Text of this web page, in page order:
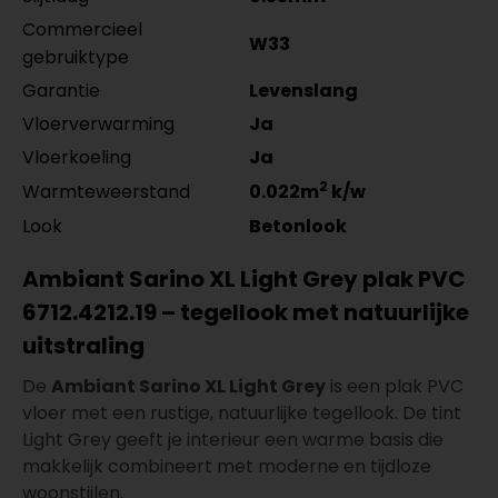
Commercieel
gebruiktype
W33
Garantie
Levenslang
Vloerverwarming
Ja
Vloerkoeling
Ja
Warmteweerstand
0.022m2 k/w
Look
Betonlook
Ambiant Sarino XL Light Grey plak PVC
6712.4212.19 – tegellook met natuurlijke
uitstraling
De Ambiant Sarino XL Light Grey is een plak PVC
vloer met een rustige, natuurlijke tegellook. De tint
Light Grey geeft je interieur een warme basis die
makkelijk combineert met moderne en tijdloze
woonstijlen.